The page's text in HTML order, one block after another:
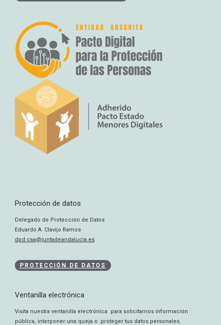
Protección de datos
Delegado de Protección de Datos
Eduardo A. Clavijo Ramos
dpd.caa@juntadeandalucia.es
PROTECCIÓN DE DATOS
Ventanilla electrónica
Visita nuestra ventanilla electrónica para solicitarnos información
pública, interponer una queja o proteger tus datos personales.